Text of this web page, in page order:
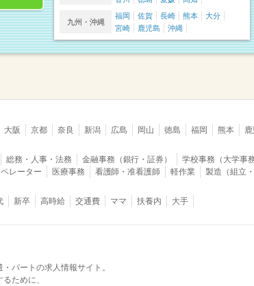
九州・沖縄
福岡 佐賀 長崎 熊本
大分
宮崎
鹿児島 沖縄
大阪 京都 奈良 新潟 広島 岡山 徳島 福岡 熊本
総務・人事・法務 金融事務（銀行・証券） 学校事務（大学事務
レーター 医療事務 看護師・准看護師 軽作業 製造（組立・
新卒 高時給 交通費 ママ 扶養内 大手
パートの求人情報サイト。
ために、